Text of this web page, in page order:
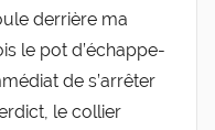
der­rière ma
le pot d’é­chap­pe­
de s’ar­rê­ter
le col­lier